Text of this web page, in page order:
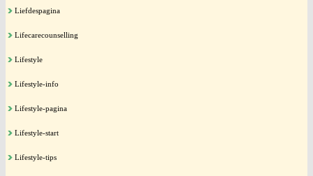
Liefdespagina
Lifecarecounselling
Lifestyle
Lifestyle-info
Lifestyle-pagina
Lifestyle-start
Lifestyle-tips